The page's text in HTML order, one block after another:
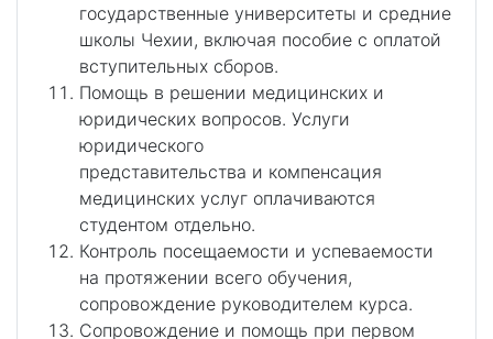
государственные университеты и средние
школы Чехии, включая пособие с оплатой
вступительных сборов.
Помощь в решении медицинских и
юридических вопросов. Услуги
юридического
представительства и компенсация
медицинских услуг оплачиваются
студентом отдельно.
Контроль посещаемости и успеваемости
на протяжении всего обучения,
сопровождение руководителем курса.
Сопровождение и помощь при первом